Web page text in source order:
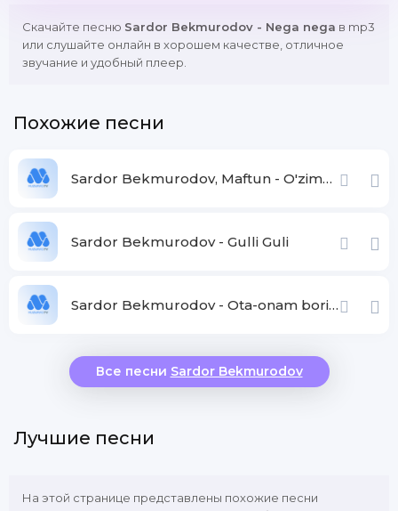
Скачайте песню Sardor Bekmurodov - Nega nega в mp3
или слушайте онлайн в хорошем качестве, отличное
звучание и удобный плеер.
Похожие песни
Sardor Bekmurodov, Maftun - O'zimdan ketma
Sardor Bekmurodov - Gulli Guli
Sardor Bekmurodov - Ota-onam borida
Все песни Sardor Bekmurodov
Лучшие песни
На этой странице представлены похожие песни